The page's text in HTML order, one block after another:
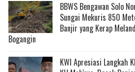
BBWS Bengawan Solo
Sungai Mekuris 850
Banjir yang Kerap
Bogangin
KWI Apresiasi Langkah